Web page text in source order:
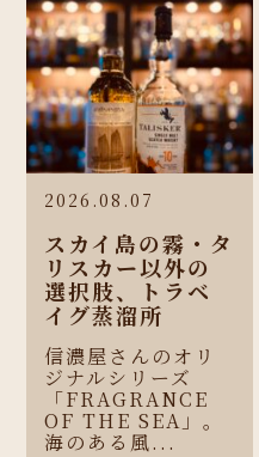
2026.08.07
スカイ島の霧・タ
リスカー以外の
選択肢、トラベ
イグ蒸溜所
信濃屋さんのオリ
ジナルシリーズ
「FRAGRANCE
OF THE SEA」。
海のある風...